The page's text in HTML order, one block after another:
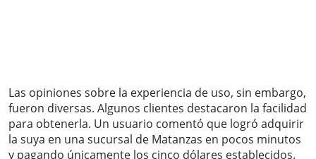
Las opiniones sobre la experiencia de uso, sin embargo,
fueron diversas. Algunos clientes destacaron la facilidad
para obtenerla. Un usuario comentó que logró adquirir
la suya en una sucursal de Matanzas en pocos minutos
y pagando únicamente los cinco dólares establecidos.